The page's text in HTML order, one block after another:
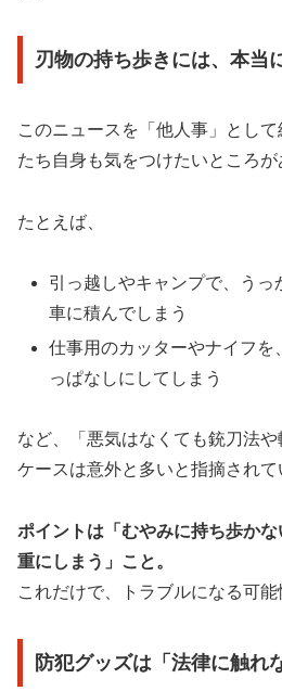
刃物の持ち歩きには、本当
このニュースを「他人事」とし
たち自身も気をつけたいところが
たとえば、
引っ越しやキャンプで、うっ
車に積んでしまう
仕事用のカッターやナイフを
っぱなしにしてしまう
など、「悪気はなくても銃刀法や
ケースは意外と多いと指摘されて
ポイントは「むやみに持ち歩か
重にしまう」こと。
これだけで、トラブルになる可能
防犯グッズは「法律に触れ